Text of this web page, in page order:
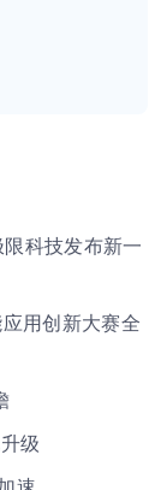
限科技发布新一
应用创新大赛全
级